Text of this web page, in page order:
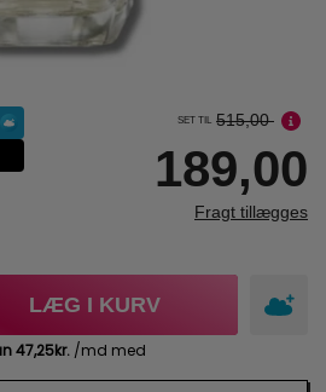
SET TIL 515,00
189,00
Fragt tillægges
LÆG I KURV